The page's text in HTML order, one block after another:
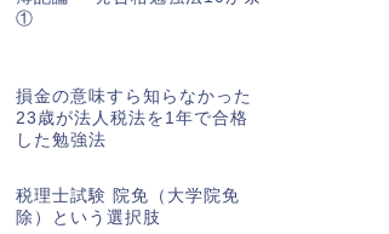
①
損金の意味すら知らなかった
23歳が法人税法を1年で合格
した勉強法
税理士試験 院免（大学院免
除）という選択肢